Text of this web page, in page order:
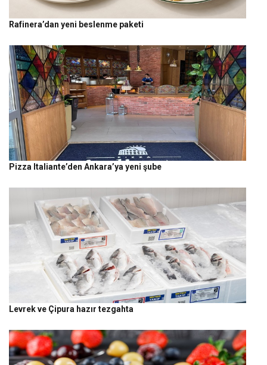
Rafinera’dan yeni beslenme paketi
Pizza Italiante’den Ankara’ya yeni şube
Levrek ve Çipura hazır tezgahta